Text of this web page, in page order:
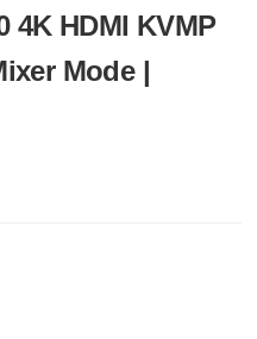
4K HDMI KVMP
Mode |